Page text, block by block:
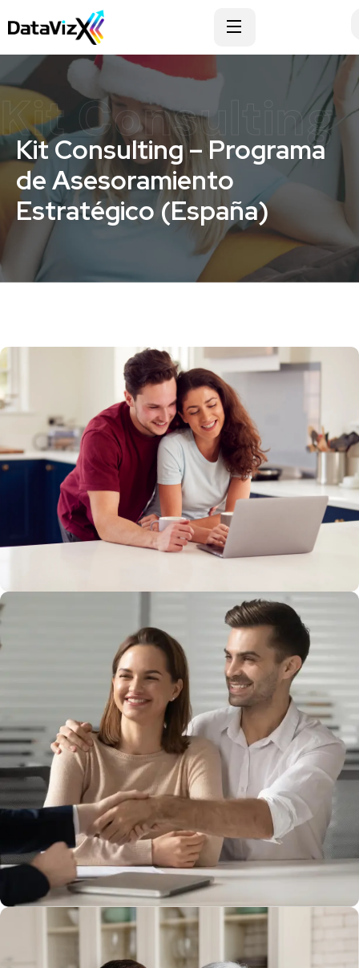
Kit Consulting
Kit Consulting – Programa
de Asesoramiento
Estratégico (España)